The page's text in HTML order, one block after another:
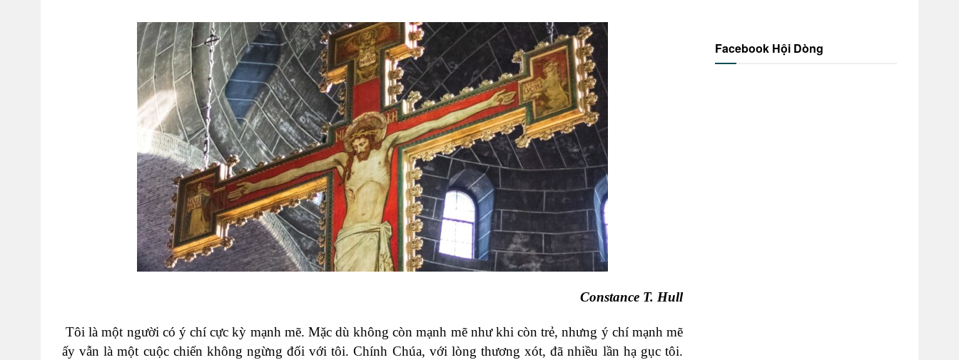
Constance T. Hull
Tôi là một người có ý chí cực kỳ mạnh mẽ. Mặc dù không còn mạnh mẽ như khi còn trẻ, nhưng ý chí mạnh mẽ
ấy vẫn là một cuộc chiến không ngừng đối với tôi. Chính Chúa, với lòng thương xót, đã nhiều lần hạ gục tôi.
Facebook Hội Dòng